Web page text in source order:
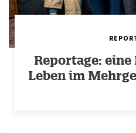
Reportage:
Leben im